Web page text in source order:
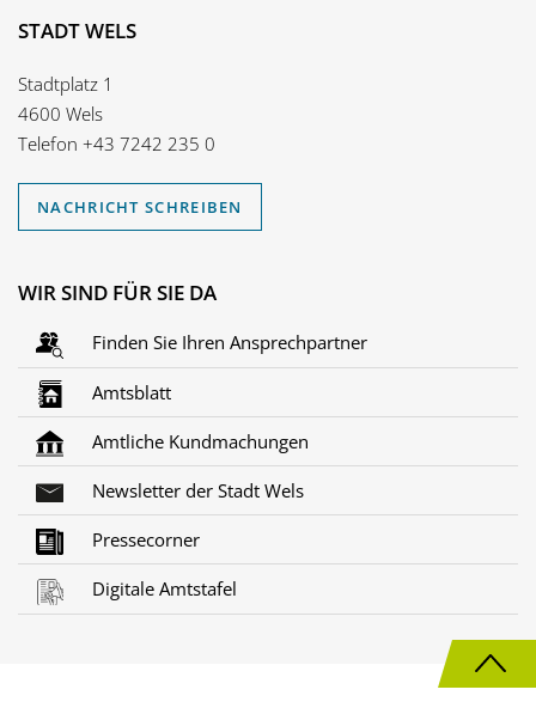
STADT WELS
Stadtplatz 1
4600 Wels
Telefon +43 7242 235 0
NACHRICHT SCHREIBEN
WIR SIND FÜR SIE DA
Finden Sie Ihren Ansprechpartner
Amtsblatt
Amtliche Kundmachungen
Newsletter der Stadt Wels
Pressecorner
Digitale Amtstafel